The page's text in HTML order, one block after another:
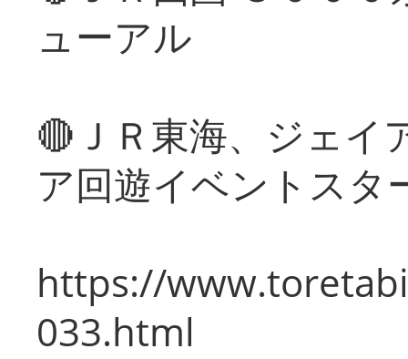
ューアル
🔴ＪＲ東海、ジェイ
ア回遊イベントスタ
https://
033.html